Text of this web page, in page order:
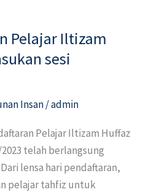
Pelajar Iltizam
sesi
Insan/admin
Pelajar Iltizam Huffaz
telah berlangsung
lensa hari pendaftaran,
pelajar tahfiz untuk